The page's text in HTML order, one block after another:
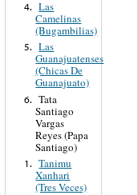
4. Las
Camelinas
(Bugambilias)
5. Las
Guanajuatenses
(Chicas De
Guanajuato)
6. Tata
Santiago
Vargas
Reyes (Papa
Santiago)
1. Tanimu
Xanhari
(Tres Veces)